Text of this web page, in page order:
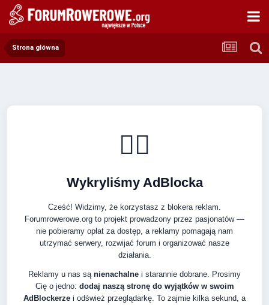
Strona główna
🚴‍♂️
Wykryliśmy AdBlocka
Cześć! Widzimy, że korzystasz z blokera reklam.
Forumrowerowe.org to projekt prowadzony przez pasjonatów —
nie pobieramy opłat za dostęp, a reklamy pomagają nam
utrzymać serwery, rozwijać forum i organizować nasze
działania.
Reklamy u nas są nienachalne i starannie dobrane. Prosimy
Cię o jedno: dodaj naszą stronę do wyjątków w swoim
AdBlockerze i odśwież przeglądarkę. To zajmie kilka sekund, a